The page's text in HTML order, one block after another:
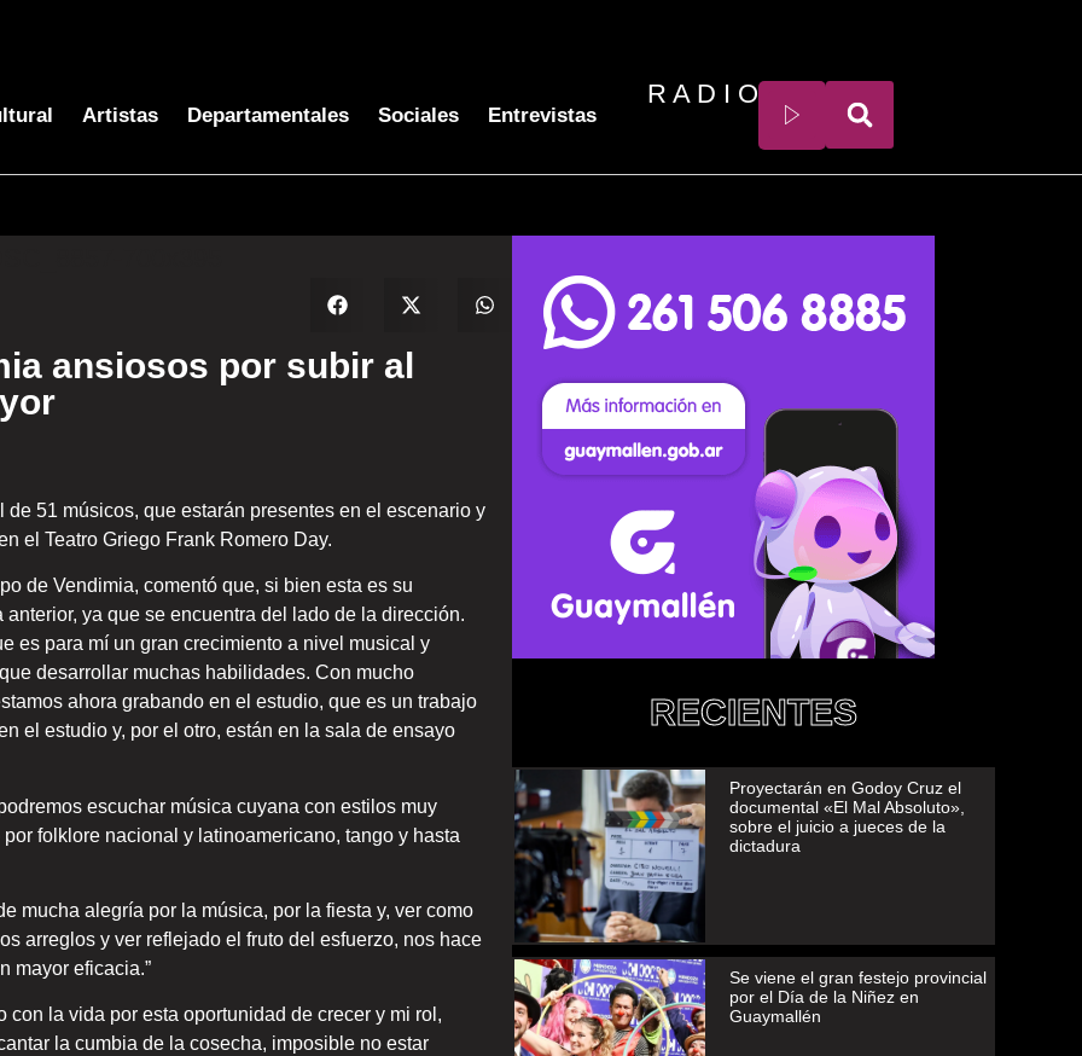
Artistas Departamentales Sociales Entrevistas
R A D I O
ansiosos por subir al
51 músicos, que estarán presentes en el escenario y
el Teatro Griego Frank Romero Day.
de Vendimia, comentó que, si bien esta es su
ya que se encuentra del lado de la dirección.
es para mí un gran crecimiento a nivel musical y
desarrollar muchas habilidades. Con mucho
ahora grabando en el estudio, que es un trabajo
el estudio y, por el otro, están en la sala de ensayo
escuchar música cuyana con estilos muy
folklore nacional y latinoamericano, tango y hasta
mucha alegría por la música, por la fiesta y, ver como
arreglos y ver reflejado el fruto del esfuerzo, nos hace
mayor eficacia.”
la vida por esta oportunidad de crecer y mi rol,
la cumbia de la cosecha, imposible no estar
RECIENTES
Proyectarán en Godoy Cruz el
documental «El Mal Absoluto»,
sobre el juicio a jueces de la
dictadura
Se viene el gran festejo provincial
por el Día de la Niñez en
Guaymallén